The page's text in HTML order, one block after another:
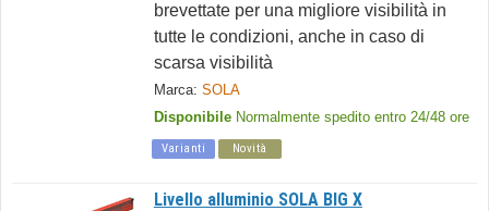
brevettate per una migliore visibilità in
tutte le condizioni, anche in caso di
scarsa visibilità
Marca: SOLA
Disponibile Normalmente spedito entro 24/48 ore
Varianti Novità
Livello alluminio SOLA BIG X